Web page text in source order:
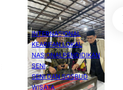
INTERNASIONAL
KEARIFAN LOKAL
NASIONALPENDIDIKAN
SENI
SENI DAN SOSBUD
WISATA